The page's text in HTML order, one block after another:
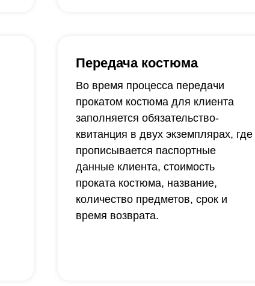
Передача костюма
Во время процесса передачи
прокатом костюма для клиента
заполняется обязательство-
квитанция в двух экземплярах, где
прописывается паспортные
данные клиента, стоимость
проката костюма, название,
количество предметов, срок и
время возврата.